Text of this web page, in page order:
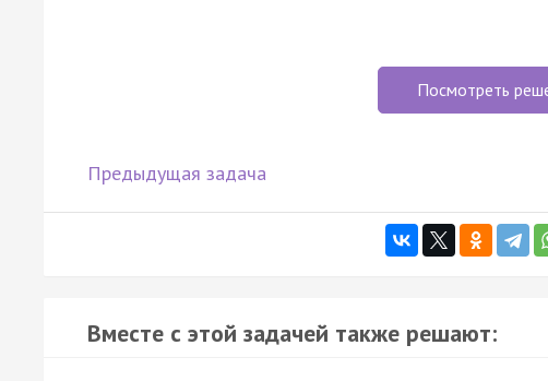
Посмотреть
Предыдущая задача
Вместе с этой задачей также решают: